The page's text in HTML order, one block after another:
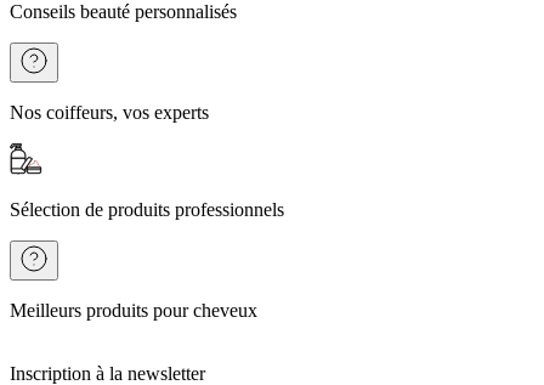
Conseils beauté personnalisés
Nos coiffeurs, vos experts
Sélection de produits professionnels
Meilleurs produits pour cheveux
Inscription à la newsletter